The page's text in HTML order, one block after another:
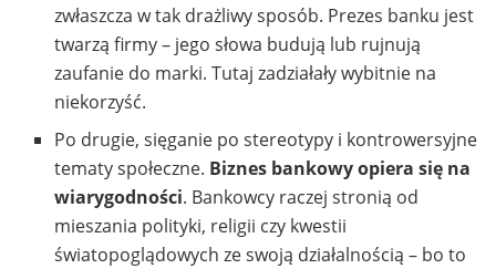
zwłaszcza w tak drażliwy sposób. Prezes banku jest
twarzą firmy – jego słowa budują lub rujnują
zaufanie do marki. Tutaj zadziałały wybitnie na
niekorzyść.
Po drugie, sięganie po stereotypy i kontrowersyjne
tematy społeczne. Biznes bankowy opiera się na
wiarygodności. Bankowcy raczej stronią od
mieszania polityki, religii czy kwestii
światopoglądowych ze swoją działalnością – bo to